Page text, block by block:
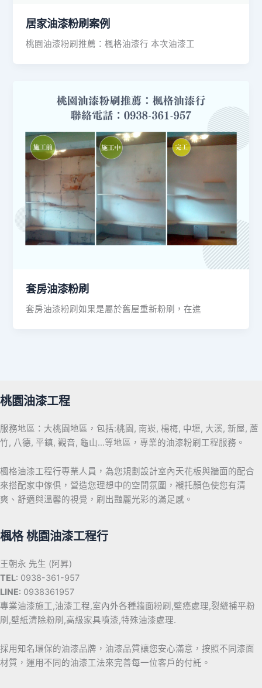
居家油漆粉刷案例
桃園油漆粉刷推薦：楓格油漆行 本次油漆工
套房油漆粉刷
套房油漆粉刷如果是屬於舊屋重新粉刷，在進
桃園油漆工程
服務地區：大桃園地區，包括:桃園, 南崁, 楊梅, 中壢, 大溪, 新屋, 蘆
竹, 八德, 平鎮, 觀音, 龜山…等地區，專業的油漆粉刷工程服務。
楓格油漆工程行專業人員，為您規劃設計室內天花板與牆面的配合
來搭配家中傢俱，營造您理想中的空間氛圍，襯托顏色使您有清
爽、舒適與溫馨的視覺，刷出豔麗光彩的滿足感。
楓格 桃園油漆工程行
王朝永 先生 (阿昇)
TEL: 0938-361-957
LINE: 0938361957
專業油漆施工,油漆工程,室內外各種牆面粉刷,壁癌處理,裂縫補平粉
刷,壁紙清除粉刷,高級家具噴漆,特殊油漆處理.
採用知名環保的油漆品牌，油漆品質讓您安心滿意，按照不同漆面
材質，運用不同的油漆工法來完善每一位客戶的付託。